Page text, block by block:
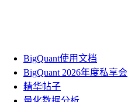
BigQuant使用文档
BigQuant 2026年度私享会
精华帖子